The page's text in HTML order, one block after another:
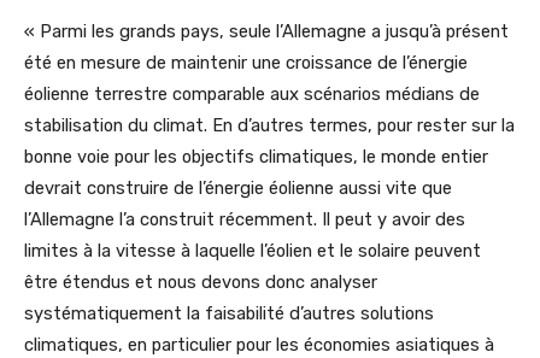
« Parmi les grands pays, seule l’Allemagne a jusqu’à présent
été en mesure de maintenir une croissance de l’énergie
éolienne terrestre comparable aux scénarios médians de
stabilisation du climat. En d’autres termes, pour rester sur la
bonne voie pour les objectifs climatiques, le monde entier
devrait construire de l’énergie éolienne aussi vite que
l’Allemagne l’a construit récemment. Il peut y avoir des
limites à la vitesse à laquelle l’éolien et le solaire peuvent
être étendus et nous devons donc analyser
systématiquement la faisabilité d’autres solutions
climatiques, en particulier pour les économies asiatiques à